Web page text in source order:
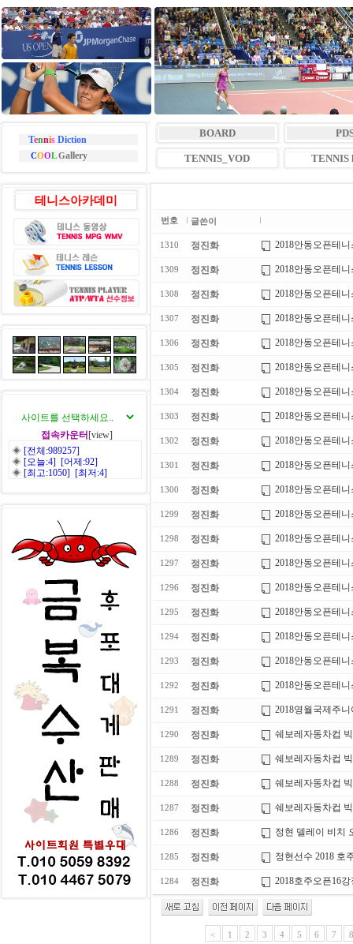
TennisDiction
COOLGallery
BOARD
TENNIS_VOD TENNIS
테니스아카데미
접속카운터 [view]
◈ [전체:989257]
◈ [오늘:4] [어제:92]
◈ [최고:1050] [최저:4]
번호 글쓴이
1310 정진화 2018안동오픈테
1309 정진화 2018안동오픈테
1308 정진화 2018안동오픈테
1307 정진화 2018안동오픈테
1306 정진화 2018안동오픈테
1305 정진화 2018안동오픈테
1304 정진화 2018안동오픈테
1303 정진화 2018안동오픈테
1302 정진화 2018안동오픈테
1301 정진화 2018안동오픈테
1300 정진화 2018안동오픈테
1299 정진화 2018안동오픈테
1298 정진화 2018안동오픈테
1297 정진화 2018안동오픈테
1296 정진화 2018안동오픈테
1295 정진화 2018안동오픈테
1294 정진화 2018안동오픈테
1293 정진화 2018안동오픈테
1292 정진화 2018안동오픈테
1291 정진화 2018영월국제주
1290 정진화 쉐보레자동차컵
1289 정진화 쉐보레자동차컵
1288 정진화 쉐보레자동차컵
1287 정진화 쉐보레자동차컵
1286 정진화 정현 델레이 비치
1285 정진화 정현선수 2018 호
1284 정진화 2018호주오픈16
< 1 2 3 4 5 6 7 8